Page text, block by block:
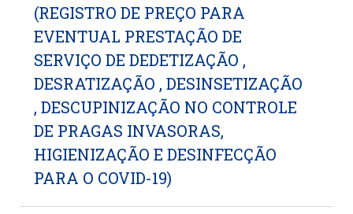
(REGISTRO DE PREÇO PARA
EVENTUAL PRESTAÇÃO DE
SERVIÇO DE DEDETIZAÇÃO ,
DESRATIZAÇÃO , DESINSETIZAÇÃO
, DESCUPINIZAÇÃO NO CONTROLE
DE PRAGAS INVASORAS,
HIGIENIZAÇÃO E DESINFECÇÃO
PARA O COVID-19)